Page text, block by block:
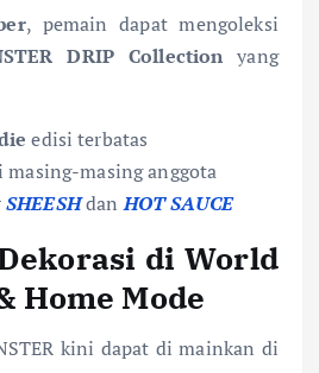
, pemain dapat mengoleksi
DRIP Collection yang
edisi terbatas
masing-masing anggota
SHEESHdanHOT SAUCE
di World
Home Mode
kini dapat di mainkan di